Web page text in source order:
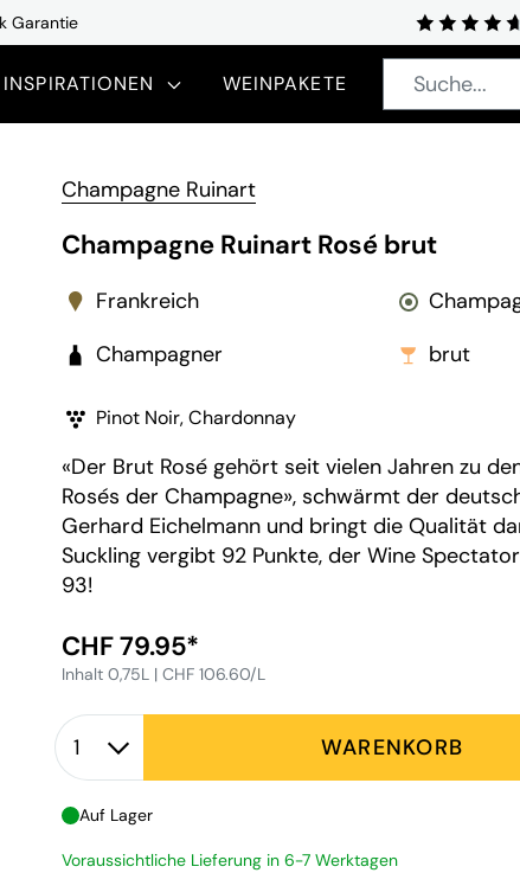
Garantie
INSPIRATIONEN WEINPAKETE
Champagne Ruinart
Champagne Ruinart Rosé brut
Frankreich
Champagner
brut
Pinot Noir, Chardonnay
«Der Brut Rosé gehört seit vielen Jahren zu
Rosés der Champagne», schwärmt der
Gerhard Eichelmann und bringt die Qualität
Suckling vergibt 92 Punkte, der Wine
93!
Sonderpreis
CHF 79.95*
Inhalt 0,75L | CHF 106.60/L
Quantity selector
WARENKORB
Auf Lager
Voraussichtliche Lieferung in 6-7 Werktagen